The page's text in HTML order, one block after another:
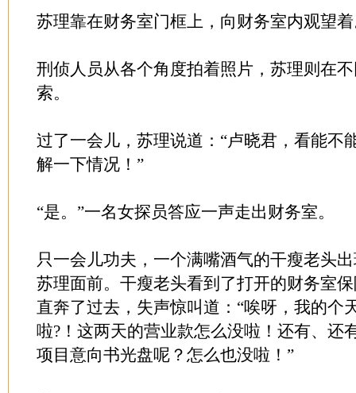
苏理靠在财务室门框上，向财务室内观望
刑侦人员从各个角度拍着照片，苏理则在
索。
过了一会儿，苏理说道：“卢晓君，看能不
解一下情况！”
“是。”一名女探员答应一声走出财务室。
只一会儿功夫，一个满嘴酒气的干瘦老头
苏理面前。干瘦老头看到了打开的财务室
直奔了过去，失声惊叫道：“唉呀，我的个
啦?！这两天的营业款怎么没啦！还有、还
项目意向书光盘呢？怎么也没啦！”